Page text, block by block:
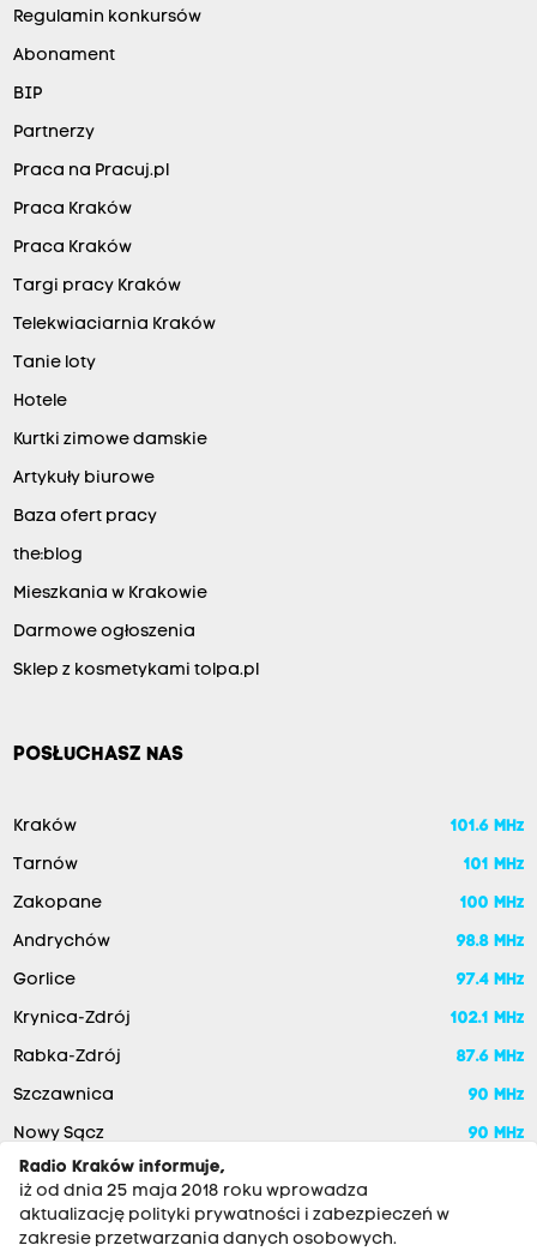
Regulamin konkursów
Abonament
BIP
Partnerzy
Praca na Pracuj.pl
Praca Kraków
Praca Kraków
Targi pracy Kraków
Telekwiaciarnia Kraków
Tanie loty
Hotele
Kurtki zimowe damskie
Artykuły biurowe
Baza ofert pracy
the:blog
Mieszkania w Krakowie
Darmowe ogłoszenia
Sklep z kosmetykami tolpa.pl
POSŁUCHASZ NAS
Kraków 101.6 MHz
Tarnów 101 MHz
Zakopane 100 MHz
Andrychów 98.8 MHz
Gorlice 97.4 MHz
Krynica-Zdrój 102.1 MHz
Rabka-Zdrój 87.6 MHz
Szczawnica 90 MHz
Nowy Sącz
90 MHz
Radio Kraków informuje,
iż od dnia 25 maja 2018 roku wprowadza
aktualizację polityki prywatności i zabezpieczeń w
zakresie przetwarzania danych osobowych.